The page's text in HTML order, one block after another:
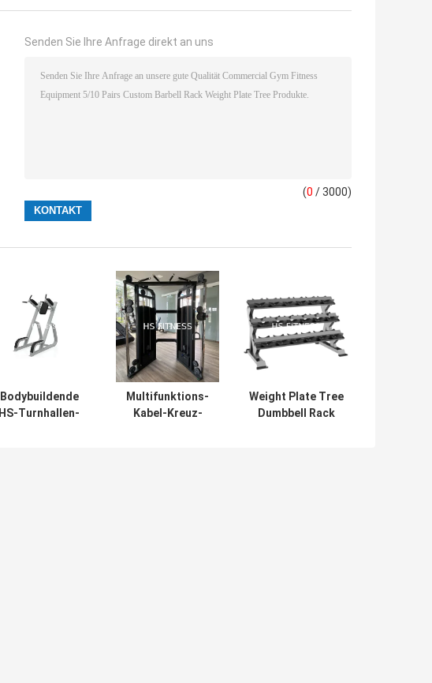
Senden Sie Ihre Anfrage direkt an uns
(0 / 3000)
Bodybuildende
HS-Turnhallen-
Multifunktions-
Kabel-Kreuz-
Weight Plate Tree
Dumbbell Rack